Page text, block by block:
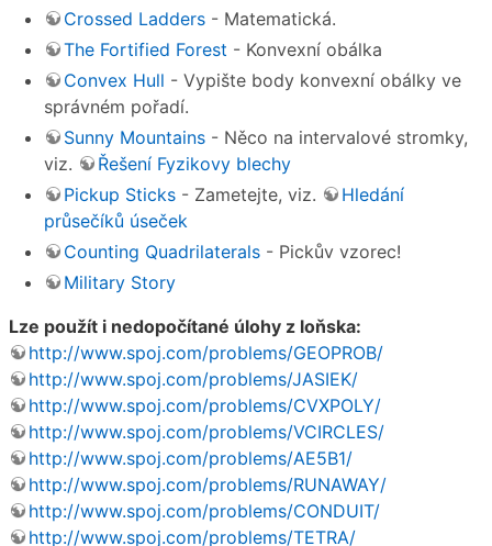
Crossed Ladders - Matematická.
The Fortified Forest - Konvexní obálka
Convex Hull - Vypište body konvexní obálky ve
správném pořadí.
Sunny Mountains - Něco na intervalové stromky,
viz.
Řešení Fyzikovy blechy
Pickup Sticks - Zametejte, viz.
Hledání
průsečíků úseček
Counting Quadrilaterals - Pickův vzorec!
Military Story
Lze použít i nedopočítané úlohy z loňska:
http://www.spoj.com/problems/GEOPROB/
http://www.spoj.com/problems/JASIEK/
http://www.spoj.com/problems/CVXPOLY/
http://www.spoj.com/problems/VCIRCLES/
http://www.spoj.com/problems/AE5B1/
http://www.spoj.com/problems/RUNAWAY/
http://www.spoj.com/problems/CONDUIT/
http://www.spoj.com/problems/TETRA/